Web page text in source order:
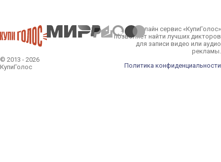
© 2013 - 2026
КупиГолос
Онлайн сервис «КупиГолос»
позволяет найти лучших дикторов
для записи видео или аудио
рекламы.
Политика конфиденциальности